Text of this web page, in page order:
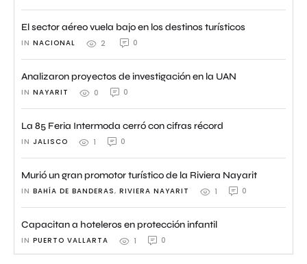
El sector aéreo vuela bajo en los destinos turísticos
IN NACIONAL 2 0
Analizaron proyectos de investigación en la UAN
IN NAYARIT 0 0
La 85 Feria Intermoda cerró con cifras récord
IN JALISCO 1 0
Murió un gran promotor turístico de la Riviera Nayarit
IN BAHÍA DE BANDERAS, RIVIERA NAYARIT 1 0
Capacitan a hoteleros en protección infantil
IN PUERTO VALLARTA 1 0